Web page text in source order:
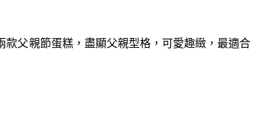
⽗親節蛋糕，盡顯⽗親型格，可愛趣緻，最適合